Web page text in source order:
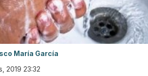
María García
2019 23:32